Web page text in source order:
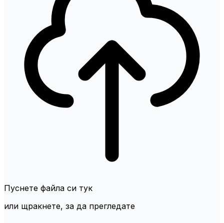
Пуснете файла си тук
или щракнете, за да прегледате